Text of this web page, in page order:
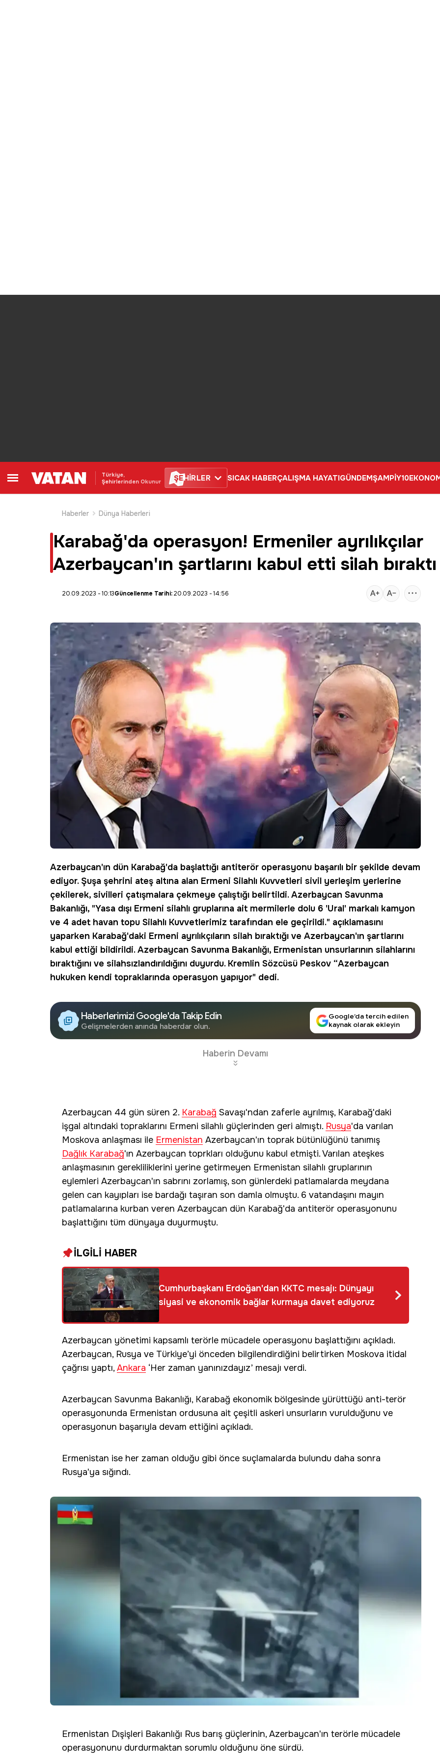
Türkiye,
Şehirlerinden Okunur
ŞEHİRLER SICAK HABERÇALIŞMA HAYATIGÜNDEMŞAMPİY10
Haberler
Dünya Haberleri
Karabağ'da operasyon! Ermeniler ayrılıkçılar
Azerbaycan'ın şartlarını kabul etti silah bıraktı
20.09.2023 - 10:13Güncellenme Tarihi:20.09.2023 - 14:56
Azerbaycan'ın dün Karabağ'da başlattığı antiterör operasyonu başarılı bir şekilde devam
ediyor. Şuşa şehrini ateş altına alan Ermeni Silahlı Kuvvetleri sivil yerleşim yerlerine
çekilerek, sivilleri çatışmalara çekmeye çalıştığı belirtildi. Azerbaycan Savunma
Bakanlığı, "Yasa dışı Ermeni silahlı gruplarına ait mermilerle dolu 6 'Ural' markalı kamyon
ve 4 adet havan topu Silahlı Kuvvetlerimiz tarafından ele geçirildi." açıklamasını
yaparken Karabağ'daki Ermeni ayrılıkçıların silah bıraktığı ve Azerbaycan'ın şartlarını
kabul ettiği bildirildi. Azerbaycan Savunma Bakanlığı, Ermenistan unsurlarının silahlarını
bıraktığını ve silahsızlandırıldığını duyurdu. Kremlin Sözcüsü Peskov “Azerbaycan
hukuken kendi topraklarında operasyon yapıyor" dedi.
Haberlerimizi Google'da Takip Edin
Gelişmelerden anında haberdar olun.
Google’da tercih edilen
kaynak olarak ekleyin
Haberin Devamı
Azerbaycan 44 gün süren 2. Karabağ Savaşı'ndan zaferle ayrılmış, Karabağ'daki
işgal altındaki topraklarını Ermeni silahlı güçlerinden geri almıştı. Rusya'da varılan
Moskova anlaşması ile Ermenistan Azerbaycan'ın toprak bütünlüğünü tanımış
Dağlık Karabağ'ın Azerbaycan toprkları olduğunu kabul etmişti. Varılan ateşkes
anlaşmasının gerekliliklerini yerine getirmeyen Ermenistan silahlı gruplarının
eylemleri Azerbaycan'ın sabrını zorlamış, son günlerdeki patlamalarda meydana
gelen can kayıpları ise bardağı taşıran son damla olmuştu. 6 vatandaşını mayın
patlamalarına kurban veren Azerbaycan dün Karabağ'da antiterör operasyonunu
başlattığını tüm dünyaya duyurmuştu.
İLGİLİ HABER
Cumhurbaşkanı Erdoğan'dan KKTC mesajı: Dünyayı
siyasi ve ekonomik bağlar kurmaya davet ediyoruz
Azerbaycan yönetimi kapsamlı terörle mücadele operasyonu başlattığını açıkladı.
Azerbaycan, Rusya ve Türkiye’yi önceden bilgilendirdiğini belirtirken Moskova itidal
çağrısı yaptı,Ankara ‘Her zaman yanınızdayız’ mesajı verdi.
Azerbaycan Savunma Bakanlığı, Karabağ ekonomik bölgesinde yürüttüğü anti-terör
operasyonunda Ermenistan ordusuna ait çeşitli askeri unsurların vurulduğunu ve
operasyonun başarıyla devam ettiğini açıkladı.
Ermenistan ise her zaman olduğu gibi önce suçlamalarda bulundu daha sonra
Rusya'ya sığındı.
Ermenistan Dışişleri Bakanlığı Rus barış güçlerinin, Azerbaycan'ın terörle mücadele
operasyonunu durdurmaktan sorumlu olduğunu öne sürdü.